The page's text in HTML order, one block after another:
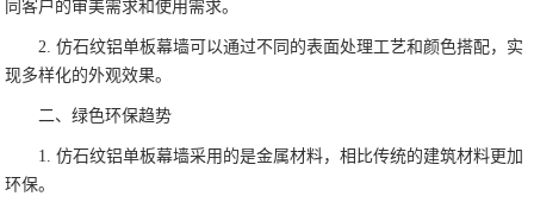
同客户的审美需求和使用需求。
2. 仿石纹铝单板幕墙可以通过不同的表面处理工艺和颜色搭配，实
现多样化的外观效果。
二、绿色环保趋势
1. 仿石纹铝单板幕墙采用的是金属材料，相比传统的建筑材料更加
环保。